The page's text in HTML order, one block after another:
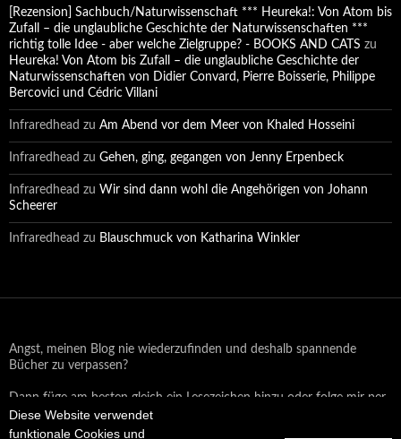
Diese Website verwendet
funktionale Cookies und
[Rezension] Sachbuch/Naturwissenschaft *** Heureka!: Von Atom bis
Zufall – die unglaubliche Geschichte der Naturwissenschaften ***
richtig tolle Idee - aber welche Zielgruppe? - BOOKS AND CATS zu
Heureka! Von Atom bis Zufall – die unglaubliche Geschichte der
Naturwissenschaften von Didier Convard, Pierre Boisserie, Philippe
Bercovici und Cédric Villani
Infraredhead zu Am Abend vor dem Meer von Khaled Hosseini
Infraredhead zu Gehen, ging, gegangen von Jenny Erpenbeck
Infraredhead zu Wir sind dann wohl die Angehörigen von Johann
Scheerer
Infraredhead zu Blauschmuck von Katharina Winkler
Angst, meinen Blog nie wiederzufinden und deshalb spannende
Bücher zu verpassen?
Dann füge am besten gleich ein Lesezeichen hinzu oder folge mir per
Email oder auf Facebook!